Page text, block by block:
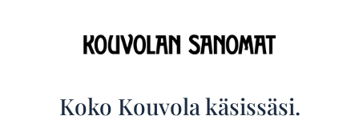
Kouvolan
Koko Kouvola käsissäsi.